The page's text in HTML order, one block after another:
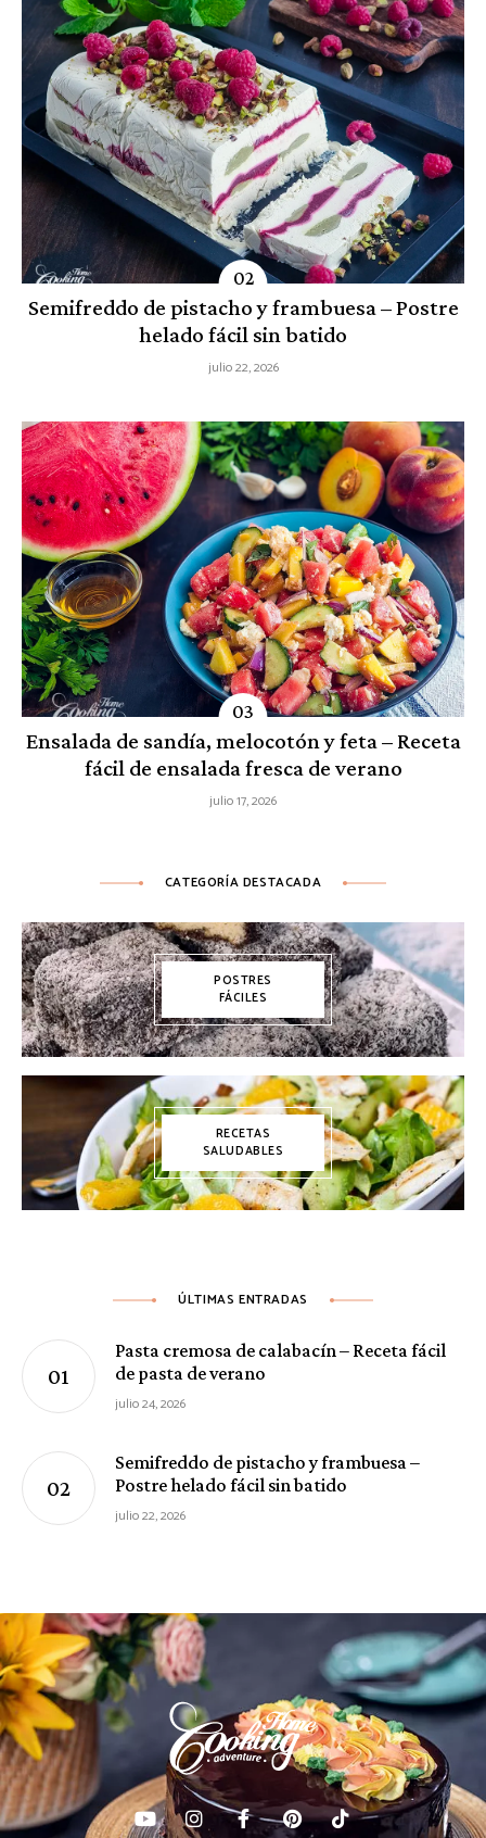
Semifreddo de pistacho y frambuesa – Postre
helado fácil sin batido
julio 22, 2026
Ensalada de sandía, melocotón y feta – Receta
fácil de ensalada fresca de verano
julio 17, 2026
CATEGORÍA DESTACADA
POSTRES
FÁCILES
RECETAS
SALUDABLES
ÚLTIMAS ENTRADAS
Pasta cremosa de calabacín – Receta fácil
de pasta de verano
julio 24, 2026
Semifreddo de pistacho y frambuesa –
Postre helado fácil sin batido
julio 22, 2026